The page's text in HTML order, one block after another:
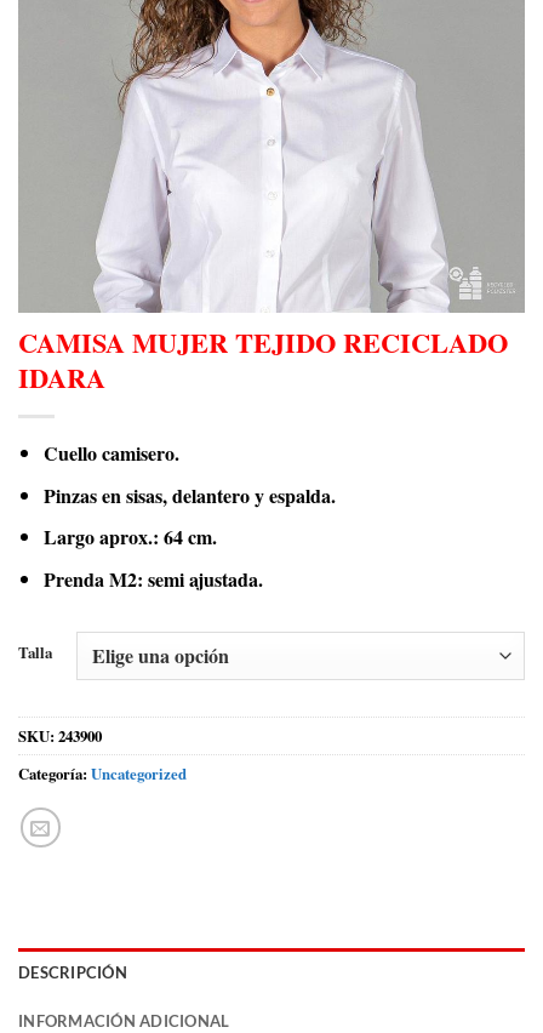
CAMISA MUJER TEJIDO RECICLADO
IDARA
Cuello camisero.
Pinzas en sisas, delantero y espalda.
Largo aprox.: 64 cm.
Prenda M2: semi ajustada.
Talla
SKU: 243900
Categoría: Uncategorized
DESCRIPCIÓN
INFORMACIÓN ADICIONAL